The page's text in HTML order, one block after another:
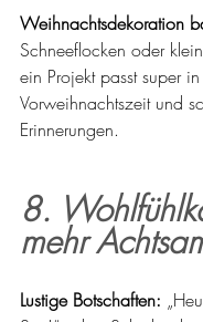
Weihnachtsdekoration
Schneeflocken oder
ein Projekt passt super
Vorweihnachtszeit und
Erinnerungen.
8.
mehr
Lustige Botschaften: